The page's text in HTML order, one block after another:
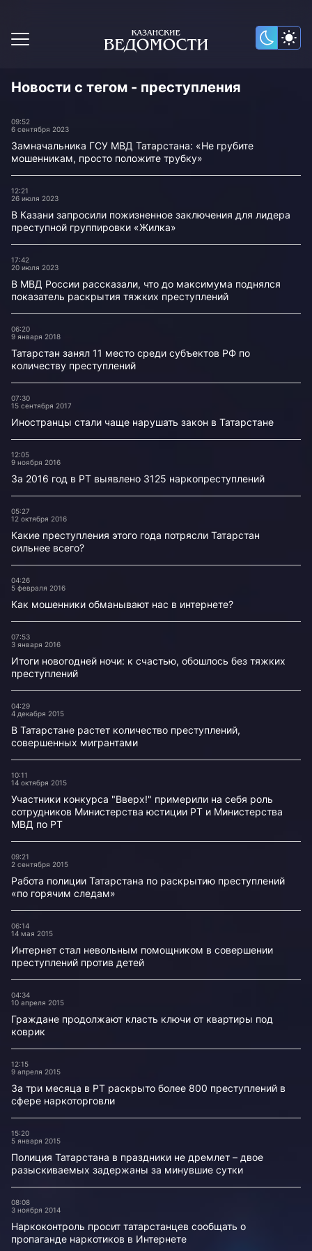
Новости с тегом - преступления
09:52
6 сентября 2023
Замначальника ГСУ МВД Татарстана: «Не грубите
мошенникам, просто положите трубку»
12:21
26 июля 2023
В Казани запросили пожизненное заключения для лидера
преступной группировки «Жилка»
17:42
20 июля 2023
В МВД России рассказали, что до максимума поднялся
показатель раскрытия тяжких преступлений
06:20
9 января 2018
Татарстан занял 11 место среди субъектов РФ по
количеству преступлений
07:30
15 сентября 2017
Иностранцы стали чаще нарушать закон в Татарстане
12:05
9 ноября 2016
За 2016 год в РТ выявлено 3125 наркопреступлений
05:27
12 октября 2016
Какие преступления этого года потрясли Татарстан
сильнее всего?
04:26
5 февраля 2016
Как мошенники обманывают нас в интернете?
07:53
3 января 2016
Итоги новогодней ночи: к счастью, обошлось без тяжких
преступлений
04:29
4 декабря 2015
В Татарстане растет количество преступлений,
совершенных мигрантами
10:11
14 октября 2015
Участники конкурса "Вверх!" примерили на себя роль
сотрудников Министерства юстиции РТ и Министерства
МВД по РТ
09:21
2 сентября 2015
Работа полиции Татарстана по раскрытию преступлений
«по горячим следам»
06:14
14 мая 2015
Интернет стал невольным помощником в совершении
преступлений против детей
04:34
10 апреля 2015
Граждане продолжают класть ключи от квартиры под
коврик
12:15
9 апреля 2015
За три месяца в РТ раскрыто более 800 преступлений в
сфере наркоторговли
15:20
5 января 2015
Полиция Татарстана в праздники не дремлет – двое
разыскиваемых задержаны за минувшие сутки
08:08
3 ноября 2014
Наркоконтроль просит татарстанцев сообщать о
пропаганде наркотиков в Интернете